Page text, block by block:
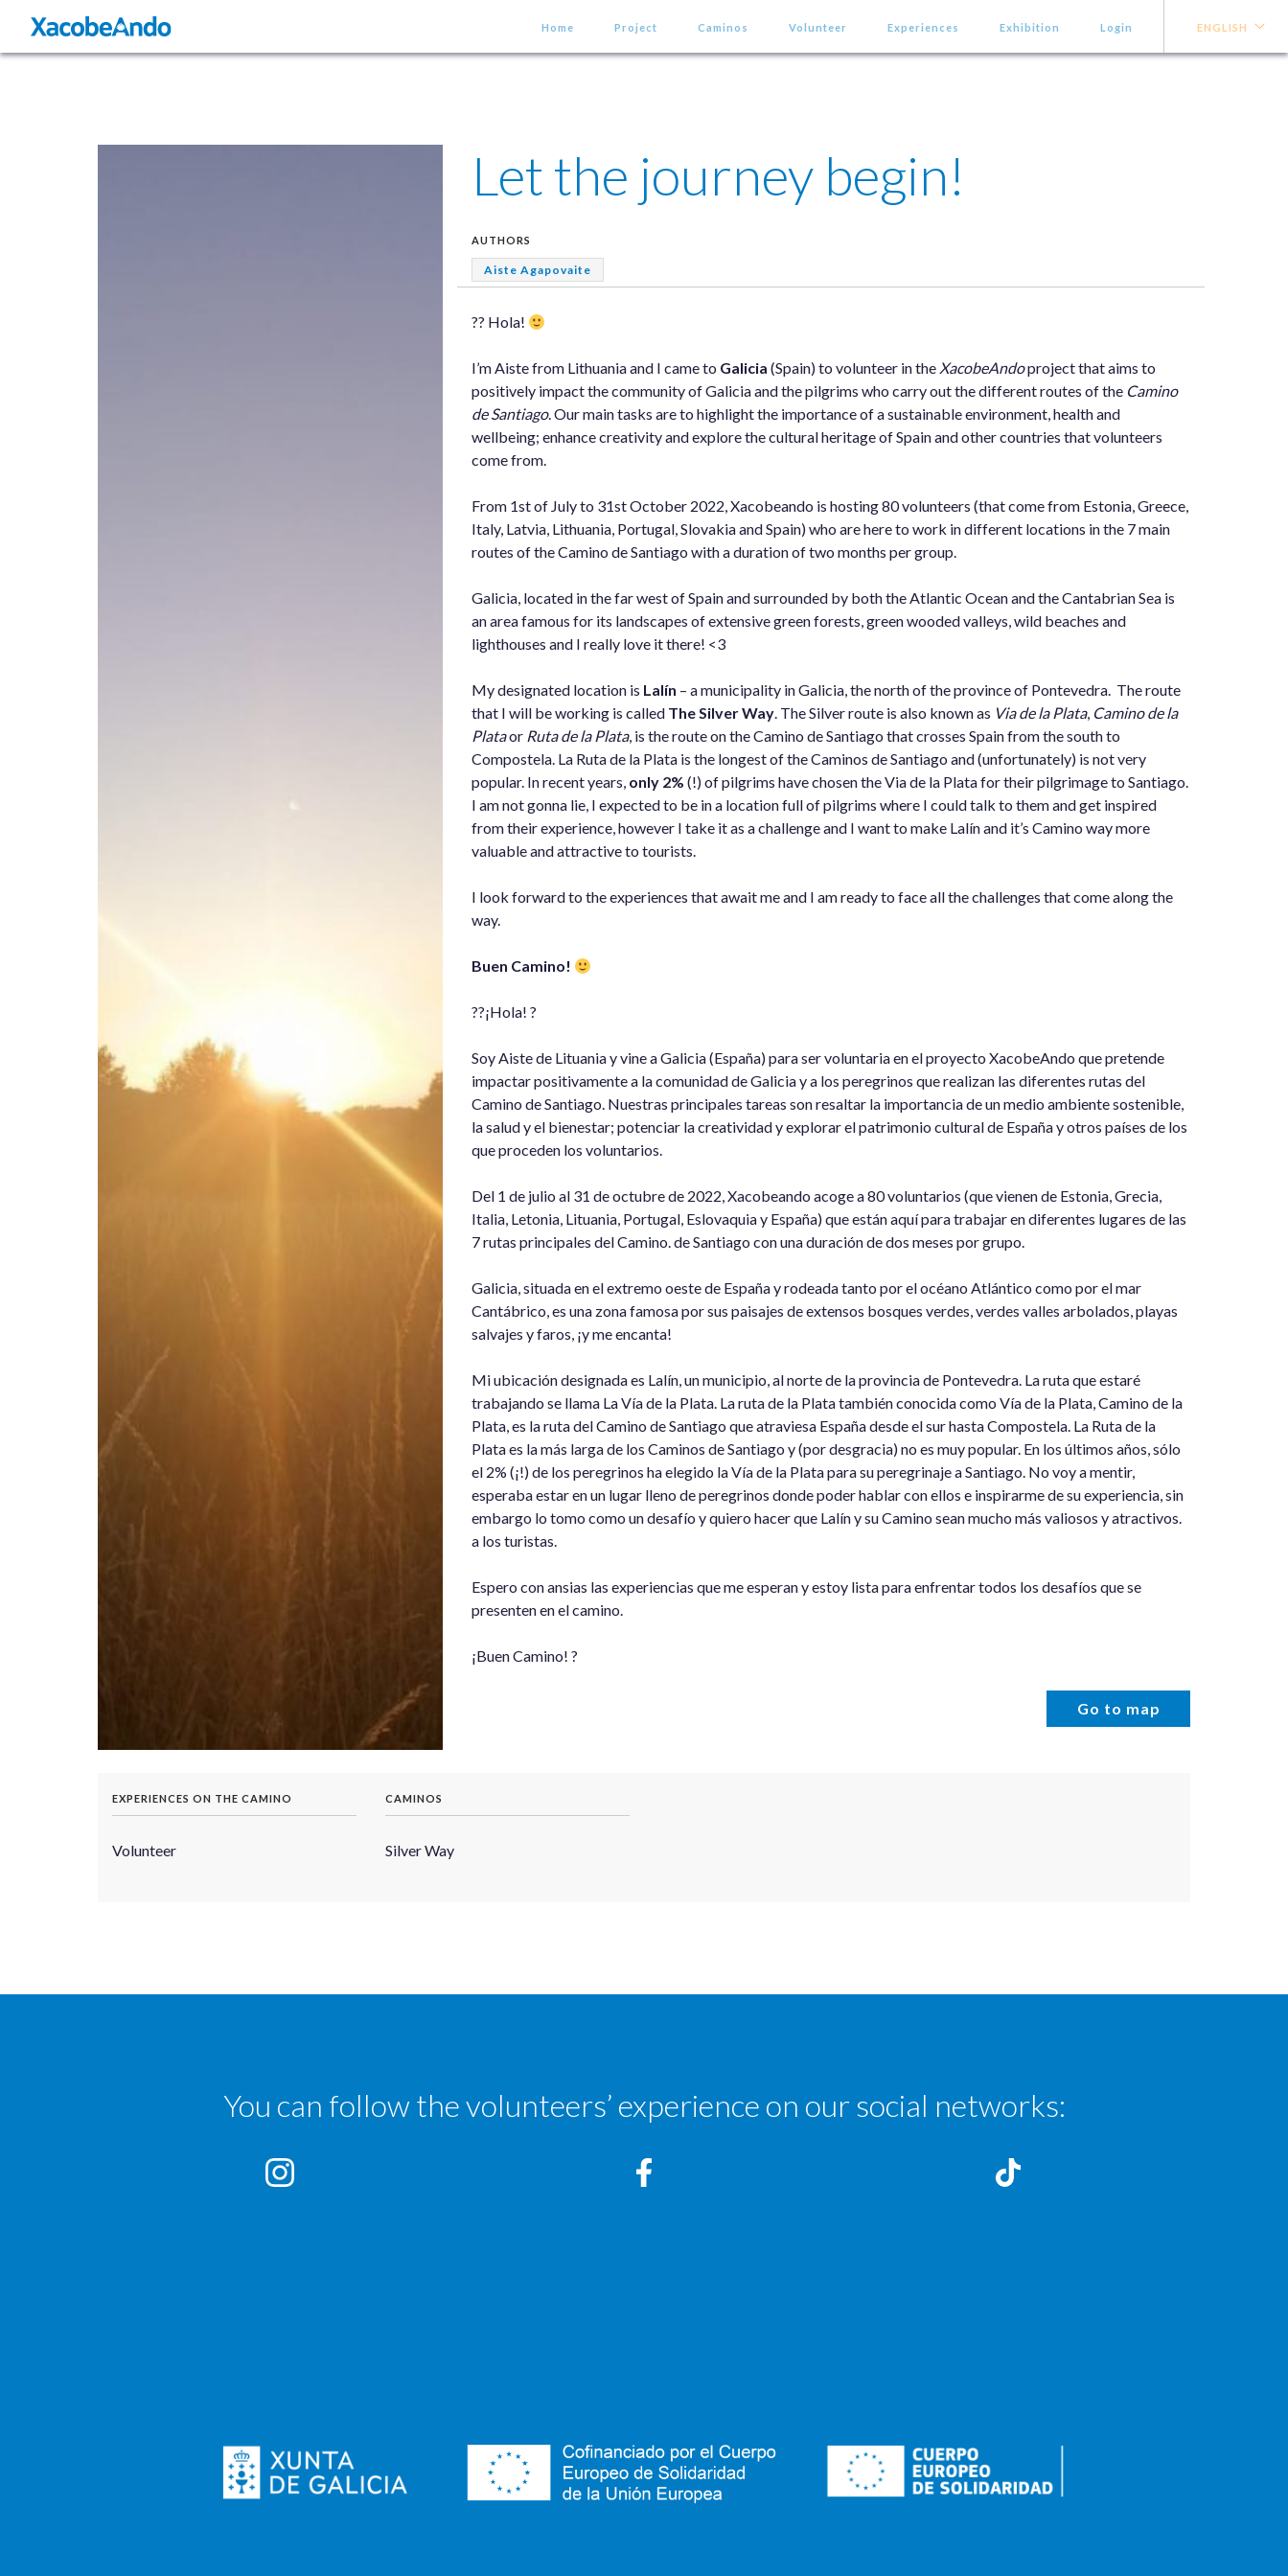
Home Project Caminos Volunteer Experiences Exhibition Login ENGLISH
Let the journey begin!
AUTHORS
Aiste Agapovaite
?? Hola!
I’m Aiste from Lithuania and I came to Galicia (Spain) to volunteer in the XacobeAndoproject that aims to
positively impact the community of Galicia and the pilgrims who carry out the different routes of the Camino
de Santiago. Our main tasks are to highlight the importance of a sustainable environment, health and
wellbeing; enhance creativity and explore the cultural heritage of Spain and other countries that volunteers
come from.
From 1st of July to 31st October 2022, Xacobeando is hosting 80 volunteers (that come from Estonia, Greece,
Italy, Latvia, Lithuania, Portugal, Slovakia and Spain) who are here to work in different locations in the 7 main
routes of the Camino de Santiago with a duration of two months per group.
Galicia, located in the far west of Spain and surrounded by both the Atlantic Ocean and the Cantabrian Sea is
an area famous for its landscapes of extensive green forests, green wooded valleys, wild beaches and
lighthouses and I really love it there! <3
My designated location is Lalín – a municipality in Galicia, the north of the province of Pontevedra. The route
that I will be working is called The Silver Way. The Silver route is also known as Via de la Plata, Camino de la
Plataor Ruta de la Plata, is the route on the Camino de Santiago that crosses Spain from the south to
Compostela. La Ruta de la Plata is the longest of the Caminos de Santiago and (unfortunately) is not very
popular. In recent years, only 2% (!) of pilgrims have chosen the Via de la Plata for their pilgrimage to Santiago.
I am not gonna lie, I expected to be in a location full of pilgrims where I could talk to them and get inspired
from their experience, however I take it as a challenge and I want to make Lalín and it’s Camino way more
valuable and attractive to tourists.
I look forward to the experiences that await me and I am ready to face all the challenges that come along the
way.
Buen Camino!
??¡Hola! ?
Soy Aiste de Lituania y vine a Galicia (España) para ser voluntaria en el proyecto XacobeAndo que pretende
impactar positivamente a la comunidad de Galicia y a los peregrinos que realizan las diferentes rutas del
Camino de Santiago. Nuestras principales tareas son resaltar la importancia de un medio ambiente sostenible,
la salud y el bienestar; potenciar la creatividad y explorar el patrimonio cultural de España y otros países de los
que proceden los voluntarios.
Del 1 de julio al 31 de octubre de 2022, Xacobeando acoge a 80 voluntarios (que vienen de Estonia, Grecia,
Italia, Letonia, Lituania, Portugal, Eslovaquia y España) que están aquí para trabajar en diferentes lugares de las
7 rutas principales del Camino. de Santiago con una duración de dos meses por grupo.
Galicia, situada en el extremo oeste de España y rodeada tanto por el océano Atlántico como por el mar
Cantábrico, es una zona famosa por sus paisajes de extensos bosques verdes, verdes valles arbolados, playas
salvajes y faros, ¡y me encanta!
Mi ubicación designada es Lalín, un municipio, al norte de la provincia de Pontevedra. La ruta que estaré
trabajando se llama La Vía de la Plata. La ruta de la Plata también conocida como Vía de la Plata, Camino de la
Plata, es la ruta del Camino de Santiago que atraviesa España desde el sur hasta Compostela. La Ruta de la
Plata es la más larga de los Caminos de Santiago y (por desgracia) no es muy popular. En los últimos años, sólo
el 2% (¡!) de los peregrinos ha elegido la Vía de la Plata para su peregrinaje a Santiago. No voy a mentir,
esperaba estar en un lugar lleno de peregrinos donde poder hablar con ellos e inspirarme de su experiencia, sin
embargo lo tomo como un desafío y quiero hacer que Lalín y su Camino sean mucho más valiosos y atractivos.
a los turistas.
Espero con ansias las experiencias que me esperan y estoy lista para enfrentar todos los desafíos que se
presenten en el camino.
¡Buen Camino! ?
Go to map
EXPERIENCES ON THE CAMINO
Volunteer
CAMINOS
Silver Way
You can follow the volunteers’ experience on our social networks: